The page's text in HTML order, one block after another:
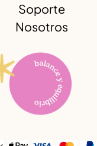
Soporte
Nosotros